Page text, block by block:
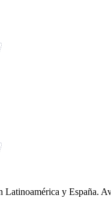
Latinoamérica y España.